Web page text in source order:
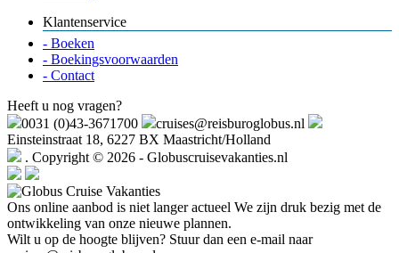
Klantenservice
- Boeken
- Boekingsvoorwaarden
- Contact
Heeft u nog vragen?
0031 (0)43-3671700
cruises@reisburoglobus.nl
Einsteinstraat 18, 6227 BX Maastricht/Holland
. Copyright © 2026 - Globuscruisevakanties.nl
Ons online aanbod is niet langer actueel We zijn druk bezig met de
ontwikkeling van onze nieuwe plannen.
Wilt u op de hoogte blijven? Stuur dan een e-mail naar